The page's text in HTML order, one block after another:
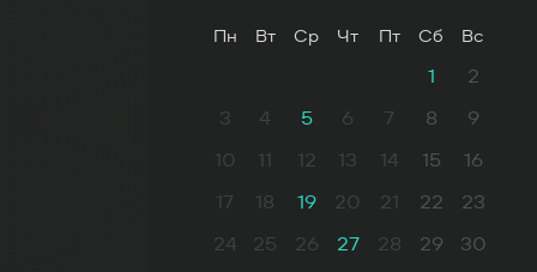
Пн Вт Ср Чт Пт Сб Вс
1
2
3
4 5 6 7 8
9
10
11 12 13 14 15
16
17
18 19 20 21 22
23
24
25 26 27 28 29 30